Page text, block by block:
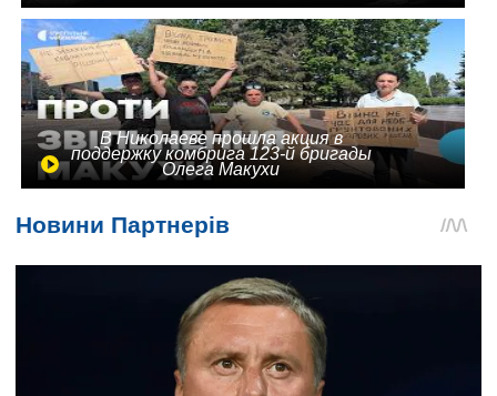
В Николаеве прошла акция в
поддержку комбрига 123-й бригады
Олега Макухи